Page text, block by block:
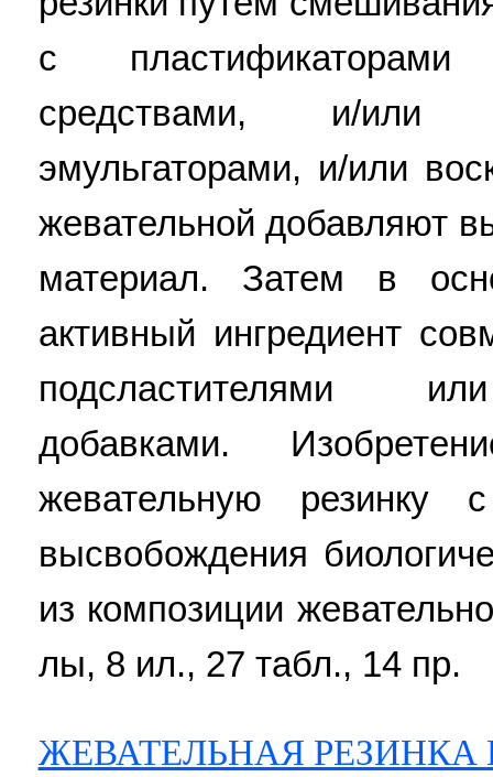
с
средствами, и/или
эмульгаторами, и/или
жевательной добавляют
материал. Затем в
активный ингредиент
подсластителями
добавками.
жевательную резинку
высвобождения
из композиции
лы, 8 ил., 27 табл., 14 пр.
ЖЕВАТЕЛЬНАЯ РЕЗИНКА